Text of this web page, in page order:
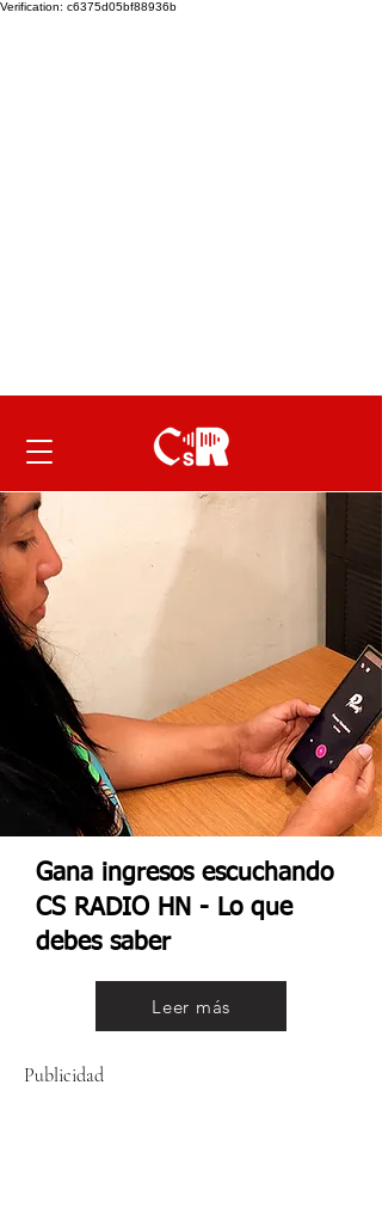
Verification: c6375d05bf88936b
Gana ingresos escuchando
CS RADIO HN - Lo que
debes saber
Leer más
Publicidad